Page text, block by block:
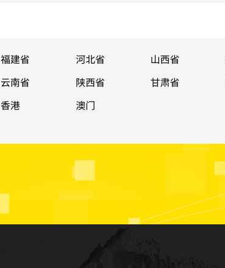
福建省 河北省 山西省
云南省 陕西省 甘肃省
香港 澳门